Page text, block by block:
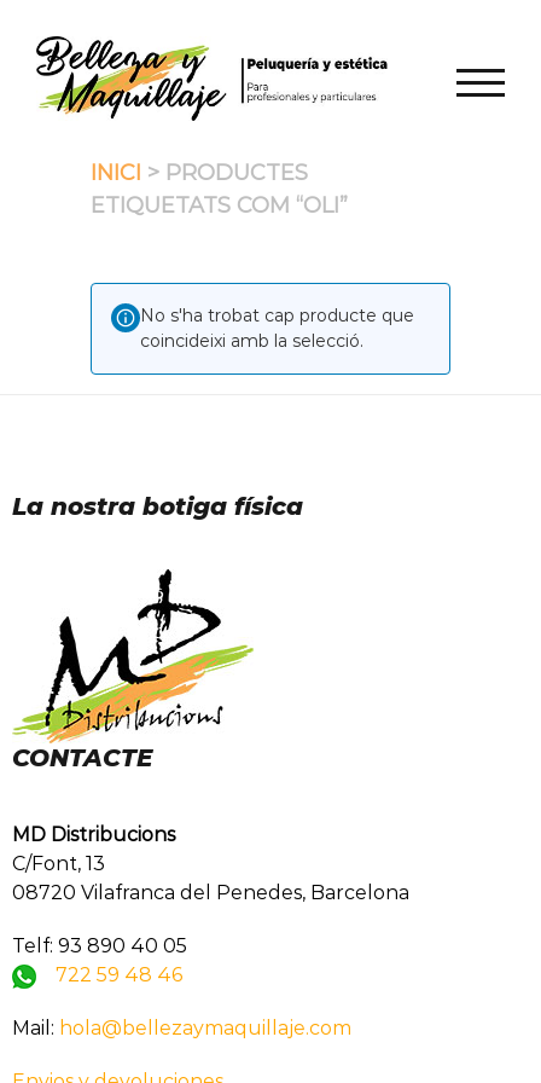
content
INICI > PRODUCTES
ETIQUETATS COM “OLI”
No s'ha trobat cap producte que
coincideixi amb la selecció.
La nostra botiga física
CONTACTE
MD Distribucions
C/Font, 13
08720 Vilafranca del Penedes, Barcelona
Telf: 93 890 40 05
722 59 48 46
Mail: hola@bellezaymaquillaje.com